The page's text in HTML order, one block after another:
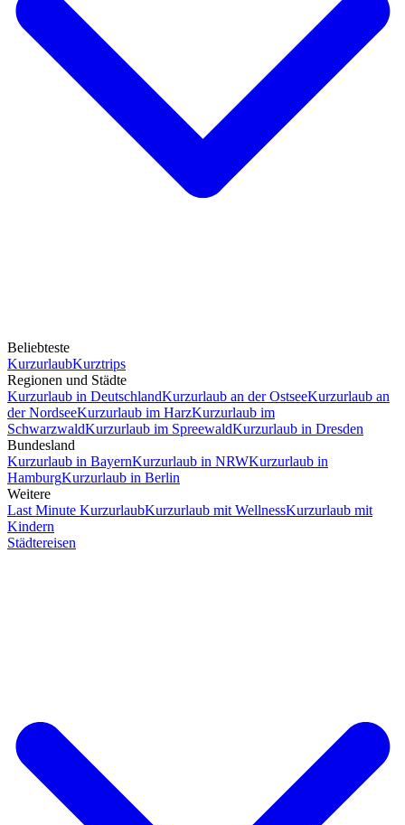
Beliebteste
KurzurlaubKurztrips
Regionen und Städte
Kurzurlaub in DeutschlandKurzurlaub an der OstseeKurzurlaub an
der NordseeKurzurlaub im HarzKurzurlaub im
SchwarzwaldKurzurlaub im SpreewaldKurzurlaub in Dresden
Bundesland
Kurzurlaub in BayernKurzurlaub in NRWKurzurlaub in
HamburgKurzurlaub in Berlin
Weitere
Last Minute KurzurlaubKurzurlaub mit WellnessKurzurlaub mit
Kindern
Städtereisen